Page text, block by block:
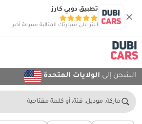
تطبيق دوبي كارز
اعثر على سيارتك المثالية بسرعة أكبر
الشحن إلى الولايات المتحدة
ماركة، موديل، فئة، أو كلمة مفتاحية